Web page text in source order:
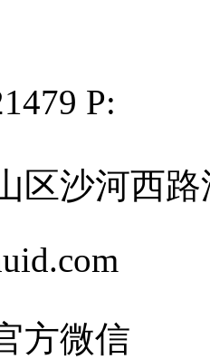
P:
区沙河西
方微信